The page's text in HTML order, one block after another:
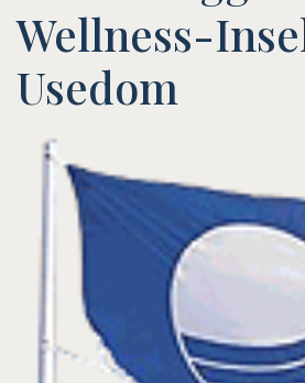
Wellness-
Usedom